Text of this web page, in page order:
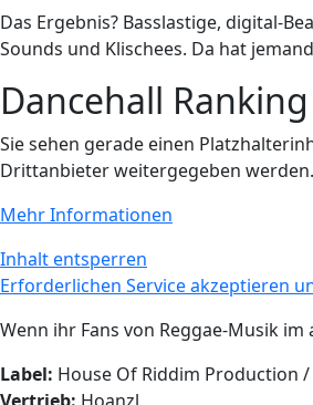
Das Ergebnis? Basslastige, digital-
Sounds und Klischees. Da hat
Dancehall Ranking
Sie sehen gerade einen
Drittanbieter weitergegeben werden.
Mehr Informationen
Inhalt entsperren
Erforderlichen Service akzeptieren
Wenn ihr Fans von Reggae-Musik
Label: House Of Riddim Production /